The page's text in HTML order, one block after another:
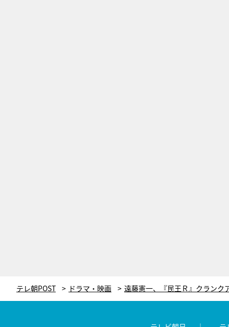
テレ朝POST ドラマ・映画